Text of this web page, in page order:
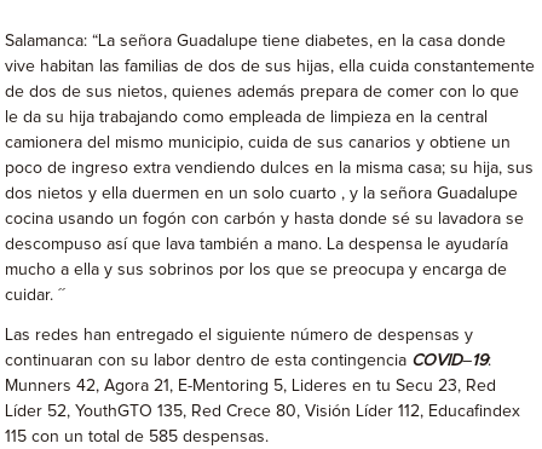
Salamanca: “La señora Guadalupe tiene diabetes, en la casa donde
vive habitan las familias de dos de sus hijas, ella cuida constantemente
de dos de sus nietos, quienes además prepara de comer con lo que
le da su hija trabajando como empleada de limpieza en la central
camionera del mismo municipio, cuida de sus canarios y obtiene un
poco de ingreso extra vendiendo dulces en la misma casa; su hija, sus
dos nietos y ella duermen en un solo cuarto , y la señora Guadalupe
cocina usando un fogón con carbón y hasta donde sé su lavadora se
descompuso así que lava también a mano. La despensa le ayudaría
mucho a ella y sus sobrinos por los que se preocupa y encarga de
cuidar. ´´
Las redes han entregado el siguiente número de despensas y
continuaran con su labor dentro de esta contingencia COVID–19:
Munners 42, Agora 21, E-Mentoring 5, Lideres en tu Secu 23, Red
Líder 52, YouthGTO 135, Red Crece 80, Visión Líder 112, Educafindex
115 con un total de 585 despensas.